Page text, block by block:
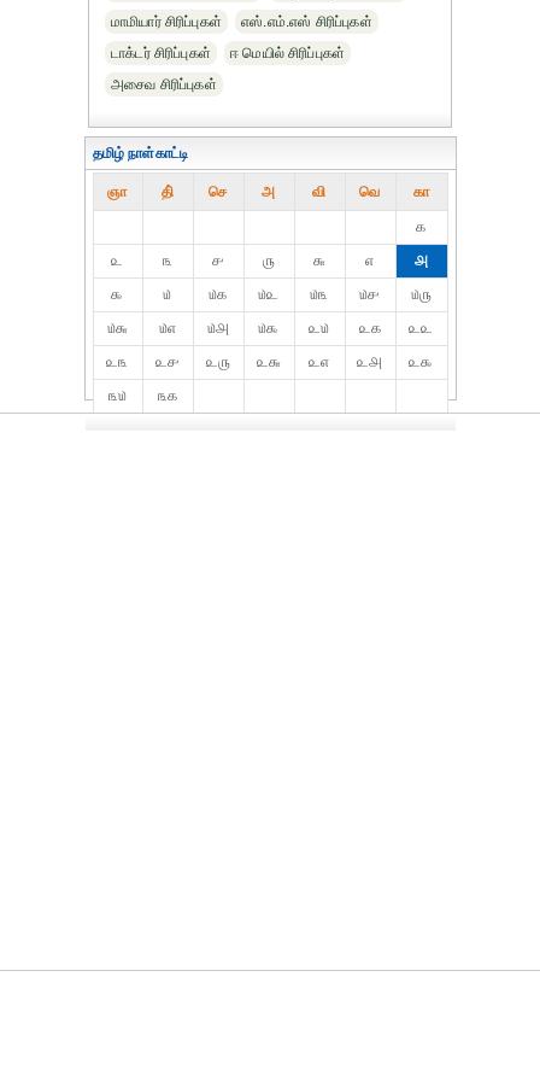
மாமியார் சிரிப்புகள்
எஸ்.எம்.எஸ் சிரிப்புகள்
டாக்டர் சிரிப்புகள்
ஈ மெயில் சிரிப்புகள்
அசைவ சிரிப்புகள்
தமிழ் நாள்காட்டி
ஞா தி் செ அ வி வெ கா
௧
௨
௩ ௪ ௫ ௬ ௭
௮
௯
௰ ௰௧ ௰௨ ௰௩ ௰௪
௰௫
௰௬
௰௭ ௰௮ ௰௯ ௨௰ ௨௧
௨௨
௨௩
௨௪ ௨௫ ௨௬ ௨௭ ௨௮
௨௯
௩௰
௩௧